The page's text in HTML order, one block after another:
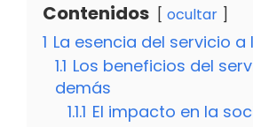
Contenidos ocultar
1 La esencia del servicio
1.1 Los beneficios del
demás
1.1.1 El impacto en la